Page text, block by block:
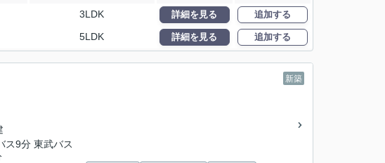
3LDK 詳細を見る 追加する
5LDK 詳細を見る 追加する
新築
ス9分 東武バス